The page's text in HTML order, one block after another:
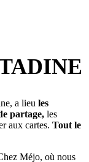
a lieu les
partage, les
aux cartes. Tout le
Méjo, où nous